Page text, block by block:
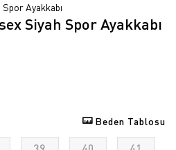
Spor Ayakkabı
Siyah Spor Ayakkabı
Beden Tablosu